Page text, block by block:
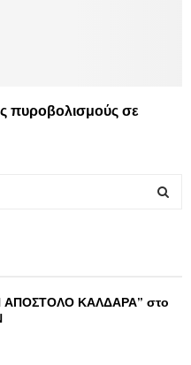
πυροβολισμούς σε
A
ΚΑΛΔΑΡΑ” στο